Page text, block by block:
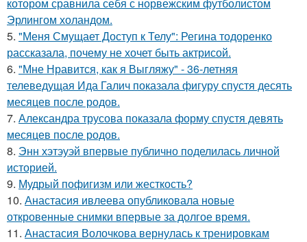
Эрлингом холандом.
5. "Меня Смущает Доступ к Телу": Регина тодоренко
рассказала, почему не хочет быть актрисой.
6. "Мне Нравится, как я Выгляжу" - 36-летняя
телеведущая Ида Галич показала фигуру спустя десять
месяцев после родов.
7. Александра трусова показала форму спустя девять
месяцев после родов.
8. Энн хэтэуэй впервые публично поделилась личной
историей.
9. Мудрый пофигизм или жесткость?
10. Анастасия ивлеева опубликовала новые
откровенные снимки впервые за долгое время.
11. Анастасия Волочкова вернулась к тренировкам